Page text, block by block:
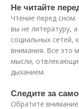
Не читайте
Чтение перед
вы не литературу,
социальных сетей,
внимания. Все это
мысли,
дыханием.
Следите за
Обратите